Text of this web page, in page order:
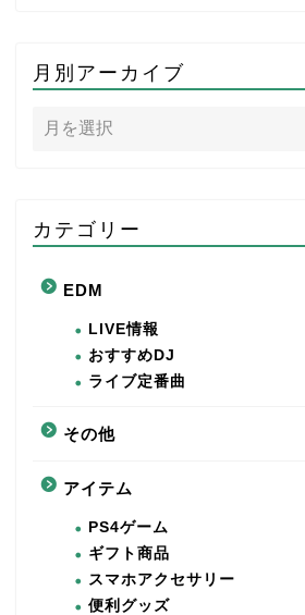
月別アーカイブ
カテゴリー
EDM
LIVE情報
おすすめDJ
ライブ定番曲
その他
アイテム
PS4ゲーム
ギフト商品
スマホアクセサリー
便利グッズ